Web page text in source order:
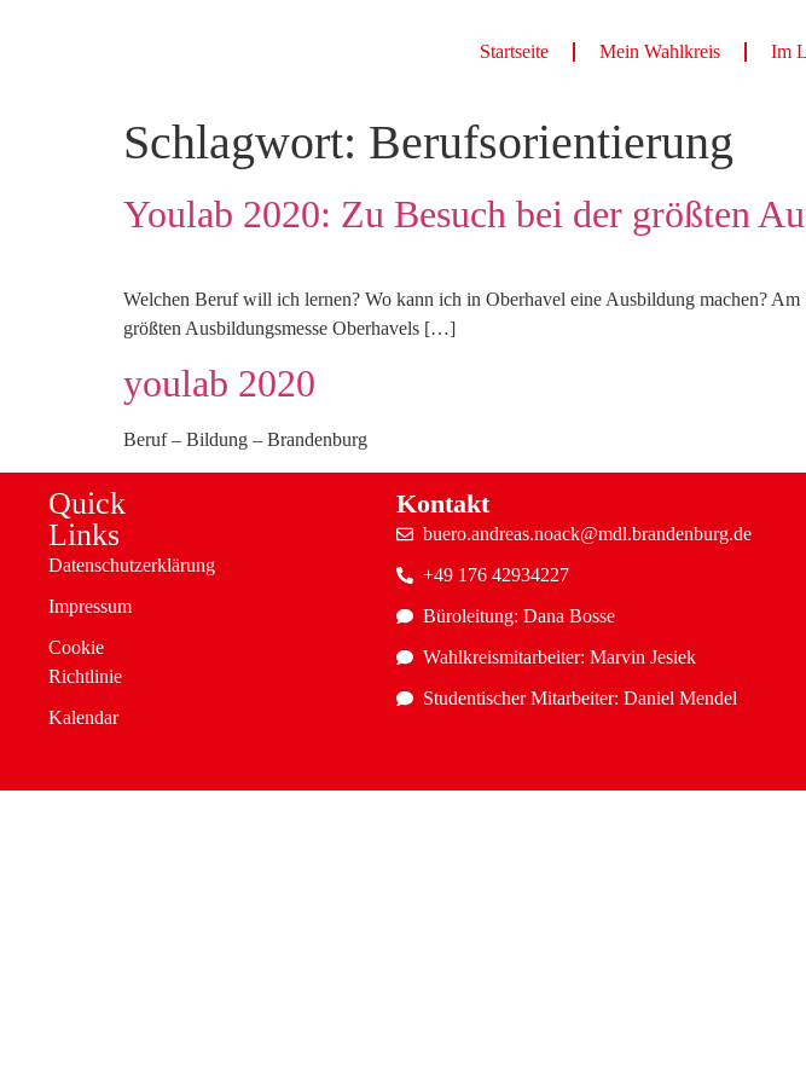
Startseite Mein Wahlkreis Im
Schlagwort: Berufsorientierung
Youlab 2020: Zu Besuch bei der größten
Welchen Beruf will ich lernen? Wo kann ich in Oberhavel eine Ausbildung machen?
größten Ausbildungsmesse Oberhavels […]
youlab 2020
Beruf – Bildung – Brandenburg
Quick
Links
Datenschutzerklärung
Impressum
Cookie
Richtlinie
Kalendar
Kontakt
buero.andreas.noack@mdl.brandenburg.de
+49 176 42934227
Büroleitung: Dana Bosse
Wahlkreismitarbeiter: Marvin Jesiek
Studentischer Mitarbeiter: Daniel Mendel